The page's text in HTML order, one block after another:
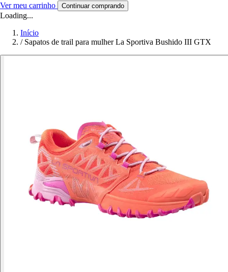
Ver meu carrinho Continuar comprando
Loading...
Início
/ Sapatos de trail para mulher La Sportiva Bushido III GTX